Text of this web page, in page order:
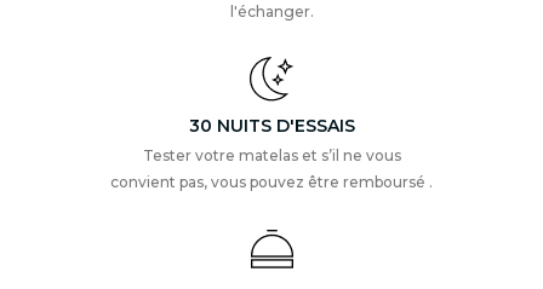
l'échanger.
30 NUITS D'ESSAIS
Tester votre matelas et s’il ne vous
convient pas, vous pouvez être remboursé .